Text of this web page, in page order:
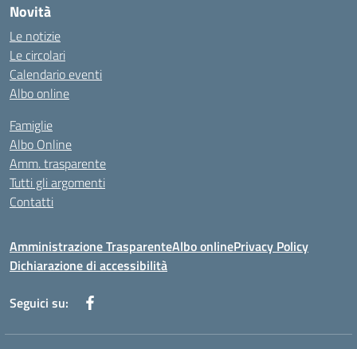
Novità
Le notizie
Le circolari
Calendario eventi
Albo online
Famiglie
Albo Online
Amm. trasparente
Tutti gli argomenti
Contatti
Amministrazione TrasparenteAlbo onlinePrivacy Policy
Dichiarazione di accessibilità
Seguici su: